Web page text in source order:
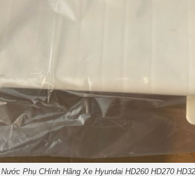
Phụ CHính Hãng Xe Hyundai HD260 HD270